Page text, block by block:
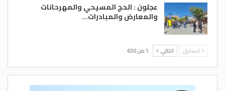
عجلون : الحج المسيحي والمهرحانات
والمعارض والمبادرات…
السابق التالي 1 من 630